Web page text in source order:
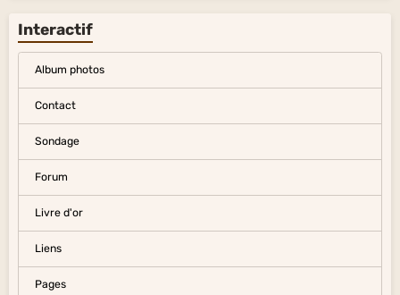
Interactif
Album photos
Contact
Sondage
Forum
Livre d'or
Liens
Pages